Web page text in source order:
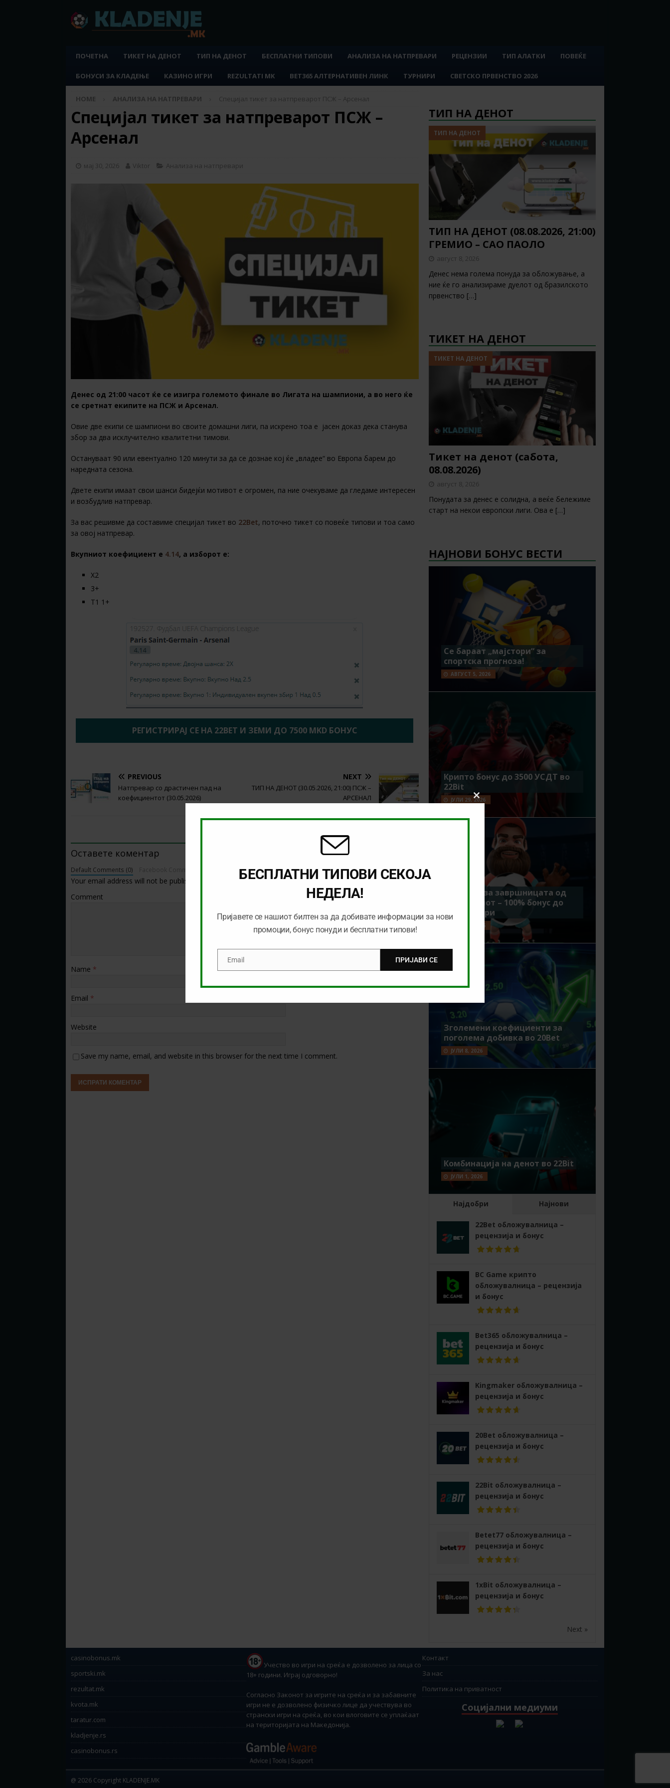
ПОЧЕТНА ТИКЕТ НА ДЕНОТ ТИП НА ДЕНОТ БЕСПЛАТНИ ТИПОВИ АНАЛИЗА НА НАТПРЕВАРИ РЕЦЕНЗИИ ТИП АЛАТКИ ПОВЕЌЕ
БОНУСИ ЗА КЛАДЕЊЕ КАЗИНО ИГРИ REZULTATI MK BET365 АЛТЕРНАТИВЕН ЛИНК ТУРНИРИ СВЕТСКО ПРВЕНСТВО 2026
HOME АНАЛИЗА НА НАТПРЕВАРИ Специјал тикет за натпреварот ПСЖ – Арсенал
Специјал тикет за натпреварот ПСЖ –
Арсенал
мај 30, 2026 Viktor Анализа на натпревари
Денес од 21:00 часот ќе се изигра големото финале во Лигата на шампиони, а во него ќе
се сретнат екипите на ПСЖ и Арсенал.
Овие две екипи се шампиони во своите домашни лиги, па искрено тоа е јасен доказ дека станува
збор за два исклучително квалитетни тимови.
Остануваат 90 или евентуално 120 минути за да се дознае кој ќе „владее“ во Европа барем до
наредната сезона.
Двете екипи имаат свои шанси бидејќи мотивот е огромен, па ние очекуваме да гледаме интересен
и возбудлив натпревар.
За вас решивме да составиме специјал тикет во 22Bet, поточно тикет со повеќе типови и тоа само
за овој натпревар.
Вкупниот коефициент е 4.14, a изборот е:
Х2
3+
Т1 1+
РЕГИСТРИРАЈ СЕ НА 22BET И ЗЕМИ ДО 7500 MKD БОНУС
PREVIOUS
Натпревар со драстичен пад на
коефициентот (30.05.2026)
NEXT
ТИП НА ДЕНОТ (30.05.2026, 21:00) ПСЖ –
АРСЕНАЛ
Оставете коментар
Default Comments (0)
Your email address will not be published.
Comment
Name *
Email *
Website
Save my name, email, and website in this browser for the next time I comment.
ТИП НА ДЕНОТ
ТИП НА ДЕНОТ
ТИП НА ДЕНОТ (08.08.2026, 21:00)
ГРЕМИО – САО ПАОЛО
август 8, 2026
Денес нема голема понуда за обложување, а
ние ќе го анализираме дуелот од бразилското
првенство […]
ТИКЕТ НА ДЕНОТ
ТИКЕТ НА ДЕНОТ
Тикет на денот (сабота,
08.08.2026)
август 8, 2026
Понудата за денес е солидна, а веќе бележиме
старт на некои европски лиги. Ова е […]
НАЈНОВИ БОНУС ВЕСТИ
Се бараат „мајстори“ за
спортска прогноза!
АВГУСТ 5, 2026
Крипто бонус до 3500 УСДТ во
22Bit
ЈУЛИ 29, 2026
Идеално за завршницата од
Мундијалот – 100% бонус до
7500 денари
ЈУЛИ 15, 2026
Зголемени коефициенти за
поголема добивка во 20Bet
ЈУЛИ 8, 2026
Комбинација на денот во 22Bit
ЈУЛИ 1, 2026
Најдобри Најнови
22Bet обложувалница –
рецензија и бонус
BC Game крипто
обложувалница – рецензија
и бонус
Bet365 обложувалница –
рецензија и бонус
Kingmaker обложувалница –
рецензија и бонус
20Bet обложувалница –
рецензија и бонус
22Bit обложувалница –
рецензија и бонус
Betet77 обложувалница –
рецензија и бонус
1xBit обложувалница –
рецензија и бонус
Next »
casinobonus.mk
sportski.mk
rezultat.mk
kvota.mk
taratur.com
kladjenje.rs
casinobonus.rs
Учество во игри на среќа е дозволено за лица со
18+ години. Играј одговорно!
Согласно Законот за игрите на среќа и за забавните
игри не е дозволено физичко лице да учествува во
странски игри на среќа, во кои влоговите се уплаќаат
на територијата на Македонија.
Контакт
За нас
Политика на приватност
Социјални медиуми
@ 2026 Copyright KLADENJE.MK
Close
module
БЕСПЛАТНИ ТИПОВИ СЕКОЈА
НЕДЕЛА!
Пријавете се нашиот билтен за да добивате информации за нови
промоции, бонус понуди и бесплатни типови!
EmailEmail ПРИЈАВИ СЕ